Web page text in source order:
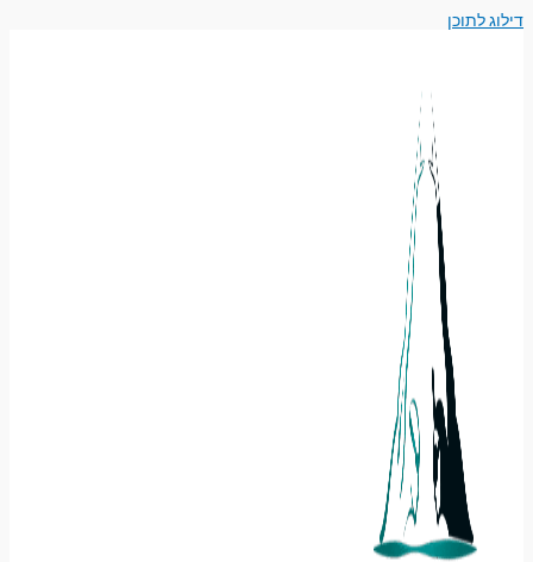
דילוג לתוכן